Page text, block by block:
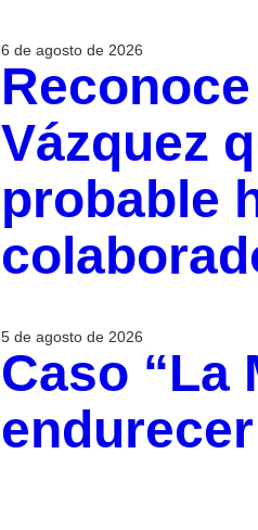
6 de agosto de 2026
Vázquez
probable
5 de agosto de 2026
Caso “La